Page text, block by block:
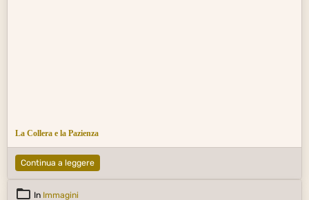
La Collera e la Pazienza
Continua a leggere
In Immagini